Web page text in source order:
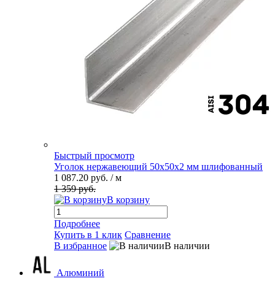
Быстрый просмотр
Уголок нержавеющий 50х50х2 мм шлифованный
1 087.20 руб. / м
1 359 руб.
В корзину
Подробнее
Купить в 1 клик Сравнение
В избранное
В наличии
Алюминий